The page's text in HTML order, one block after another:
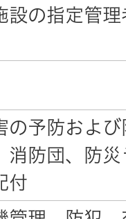
設の指定管理
の予防および
消防団、防災
付